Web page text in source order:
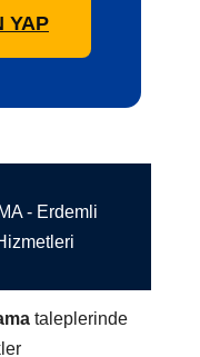
YAP
- Erdemli
taleplerinde